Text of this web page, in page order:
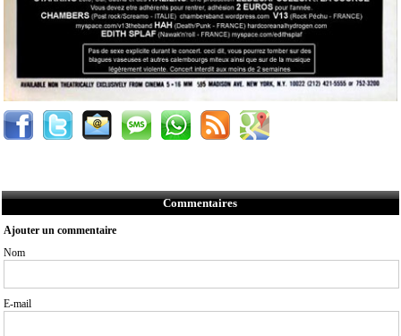
Commentaires
Ajouter un commentaire
Nom
E-mail